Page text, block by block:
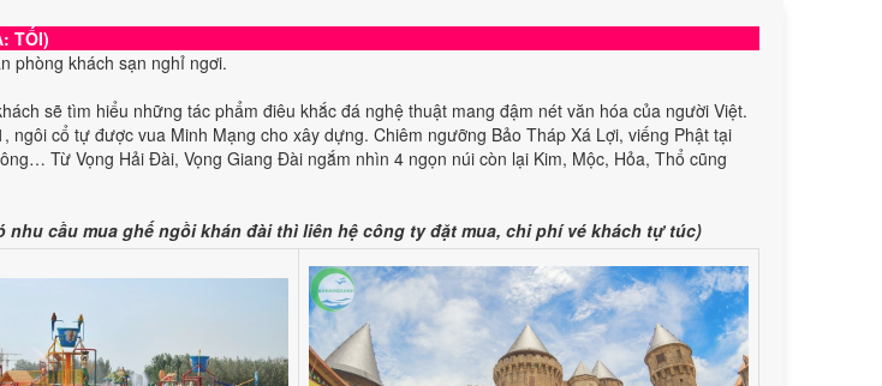
TỐI)
phòng khách sạn nghỉ ngơi.
sẽ tìm hiểu những tác phẩm điêu khắc đá nghệ thuật mang đậm nét văn hóa của người Việt.
ngôi cổ tự được vua Minh Mạng cho xây dựng. Chiêm ngưỡng Bảo Tháp Xá Lợi, viếng Phật tại
Từ Vọng Hải Đài, Vọng Giang Đài ngắm nhìn 4 ngọn núi còn lại Kim, Mộc, Hỏa, Thổ cũng
nhu cầu mua ghế ngồi khán đài thì liên hệ công ty đặt mua, chi phí vé khách tự túc)